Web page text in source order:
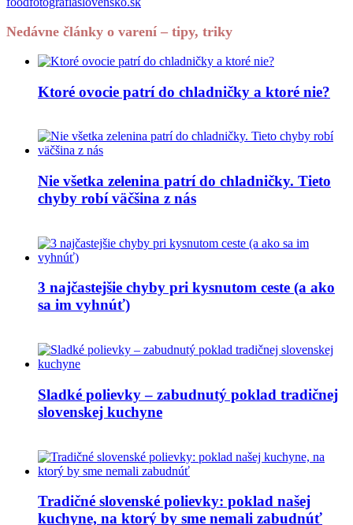
Nedávne články o varení – tipy, triky
Ktoré ovocie patrí do chladničky a ktoré nie?
Nie všetka zelenina patrí do chladničky. Tieto
chyby robí väčšina z nás
3 najčastejšie chyby pri kysnutom ceste (a ako
sa im vyhnúť)
Sladké polievky – zabudnutý poklad tradičnej
slovenskej kuchyne
Tradičné slovenské polievky: poklad našej
kuchyne, na ktorý by sme nemali zabudnúť